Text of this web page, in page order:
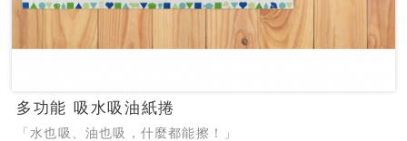
多功能 吸水吸油紙捲
「水也吸、油也吸，什麼都能擦！」